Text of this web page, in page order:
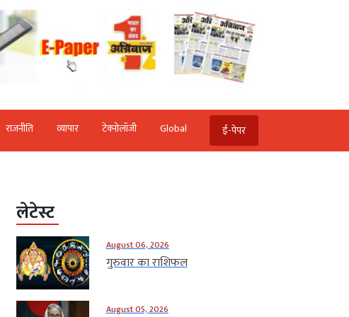
राजनीति व्‍यापार टेक्‍नोलॉजी Global ई-पेपर
लेटेस्ट
August 06, 2026
गुरुवार का राशिफल
August 05, 2026